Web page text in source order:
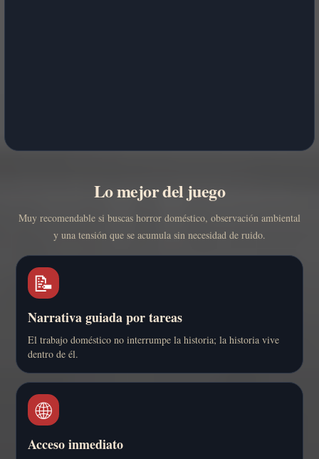
Lo mejor del juego
Muy recomendable si buscas horror doméstico, observación ambiental
y una tensión que se acumula sin necesidad de ruido.
📝
Narrativa guiada por tareas
El trabajo doméstico no interrumpe la historia; la historia vive
dentro de él.
🌐
Acceso inmediato